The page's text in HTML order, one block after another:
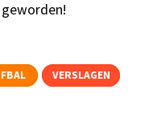
VERSLAGEN